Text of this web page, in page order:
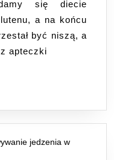
się diecie
a na końcu
być niszą, a
apteczki